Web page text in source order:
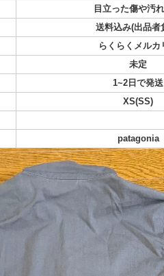
ファッション->メン
目立った
送料込
らくら
1~2